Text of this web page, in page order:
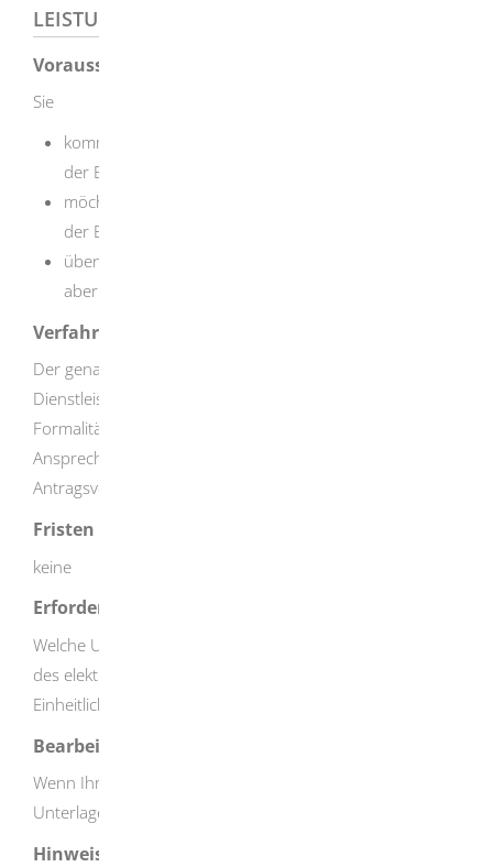
LEISTUNGSDETAILS
Voraussetzungen
Sie
kommen aus Deutschland oder einem Mitgliedsland
der Europäischen Union und
möchten in Baden-Württemberg eine Tätigkeit nach
der EU-Dienstleistungsrichtlinie aufnehmen oder
üben hier bereits eine Dienstleistung aus, benötigen
aber noch Genehmigungen dafür.
Verfahrensablauf
Der genaue Verfahrensablauf ist abhängig von Ihrer
Dienstleistung und den dafür vorgeschriebenen
Formalitäten. Informieren Sie sich bei Ihrem Einheitlichen
Ansprechpartner oder nutzen Sie das elektronische
Antragsverfahren.
Fristen
keine
Erforderliche Unterlagen
Welche Unterlagen Sie benötigen, erfahren Sie während
des elektronischen Antragsverfahrens bzw. von Ihrem
Einheitlichen Ansprechpartner.
Bearbeitungsdauer
Wenn Ihre Unterlagen vollständig sind, werden die
Unterlagen zeitnah weiter gereicht.
Hinweise